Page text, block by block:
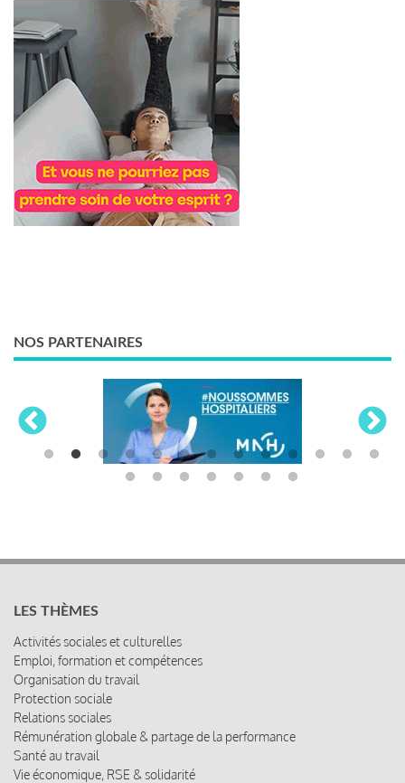
NOS PARTENAIRES
LES THÈMES
Activités sociales et culturelles
Emploi, formation et compétences
Organisation du travail
Protection sociale
Relations sociales
Rémunération globale & partage de la performance
Santé au travail
Vie économique, RSE & solidarité